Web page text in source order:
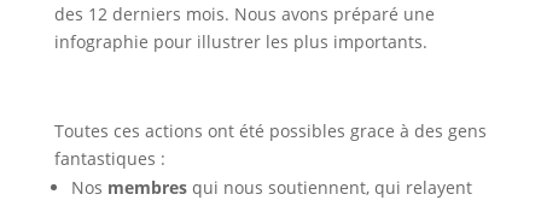
des 12 derniers mois. Nous avons préparé une
infographie pour illustrer les plus importants.
Toutes ces actions ont été possibles grace à des gens
fantastiques :
Nos membresqui nous soutiennent, qui relayent